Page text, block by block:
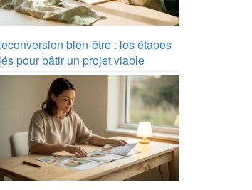
bien-être : les étapes
pour bâtir un projet viable